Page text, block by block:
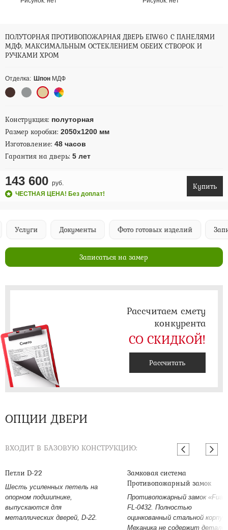
ПОЛУТОРНАЯ ПРОТИВОПОЖАРНАЯ ДВЕРЬ EIW60 С ПАНЕЛЯМИ
МДФ, МАКСИМАЛЬНЫМ ОСТЕКЛЕНИЕМ ОБЕИХ СТВОРОК И
РУЧКАМИ ХРОМ
Отделка: Шпон МДФ
Конструкция: полуторная
Размер коробки: 2050х1200 мм
Изготовление: 48 часов
Гарантия на дверь: 5 лет
143 600 руб.
ЧЕСТНАЯ ЦЕНА! Без доплат!
Купить
Услуги Документы Фото готовых изделий
Записаться на замер
Рассчитаем смету
конкурента
СО СКИДКОЙ!
Рассчитать
ОПЦИИ ДВЕРИ
ВХОДИТ В БАЗОВУЮ КОНСТРУКЦИЮ:
Петли D-22
Шесть усиленных петель на
опорном подшипнике,
выпускаются для
металлических дверей, D-22.
Замковая система
Противопожарный замок
Противопожарный замок
FL-0432. Полностью
оцинкованный стальной корпус.
Механика не содержит деталей